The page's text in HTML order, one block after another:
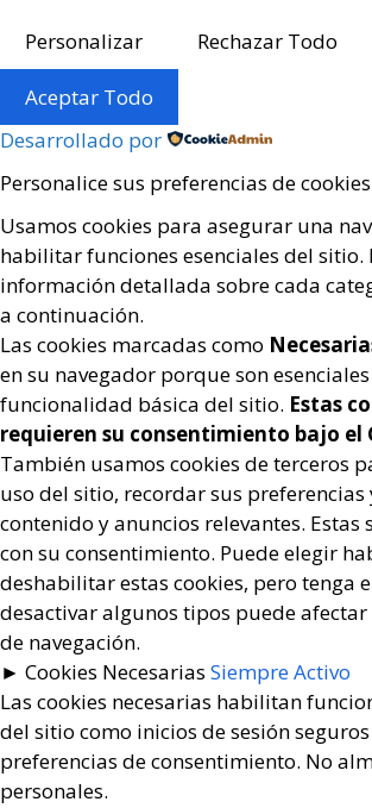
Personalizar Rechazar Todo
Aceptar Todo
Desarrollado por
Personalice sus preferencias de cookies
Usamos cookies para asegurar una
habilitar funciones esenciales del sitio.
información detallada sobre cada
a continuación.
Las cookies marcadas como
en su navegador porque son
funcionalidad básica del sitio. Estas
requieren su consentimiento bajo el
También usamos cookies de terceros
uso del sitio, recordar sus preferencias
contenido y anuncios relevantes. Estas
con su consentimiento. Puede elegir
deshabilitar estas cookies, pero tenga
desactivar algunos tipos puede
de navegación.
► Cookies Necesarias Siempre Activo
Las cookies necesarias habilitan
del sitio como inicios de sesión
preferencias de consentimiento. No
personales.